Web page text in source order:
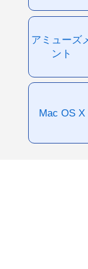
アミューズ
ント
Mac OS X